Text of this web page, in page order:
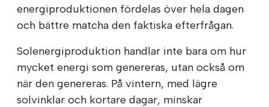
energiproduktionen fördelas över hela dagen
och bättre matcha den faktiska efterfrågan.
Solenergiproduktion handlar inte bara om hur
mycket energi som genereras, utan också om
när den genereras. På vintern, med lägre
solvinklar och kortare dagar, minskar